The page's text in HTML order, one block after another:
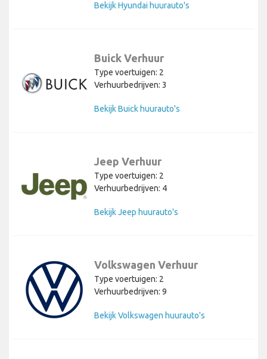
Bekijk Hyundai huurauto's
Buick Verhuur
Type voertuigen: 2
Verhuurbedrijven: 3
Bekijk Buick huurauto's
Jeep Verhuur
Type voertuigen: 2
Verhuurbedrijven: 4
Bekijk Jeep huurauto's
Volkswagen Verhuur
Type voertuigen: 2
Verhuurbedrijven: 9
Bekijk Volkswagen huurauto's